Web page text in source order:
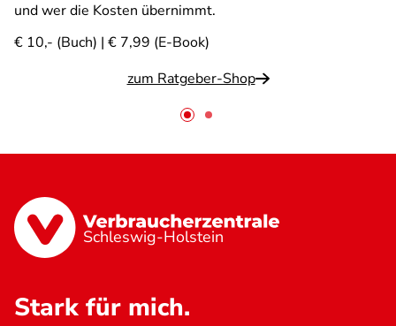
und wer die Kosten übernimmt.
€ 10,- (Buch) | € 7,99 (E-Book)
zum Ratgeber-Shop
Schleswig-Holstein
Stark für mich.